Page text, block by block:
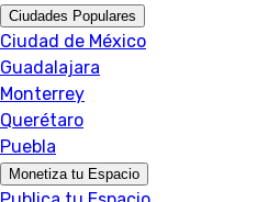
Ciudades Populares
Ciudad de México
Guadalajara
Monterrey
Querétaro
Puebla
Monetiza tu Espacio